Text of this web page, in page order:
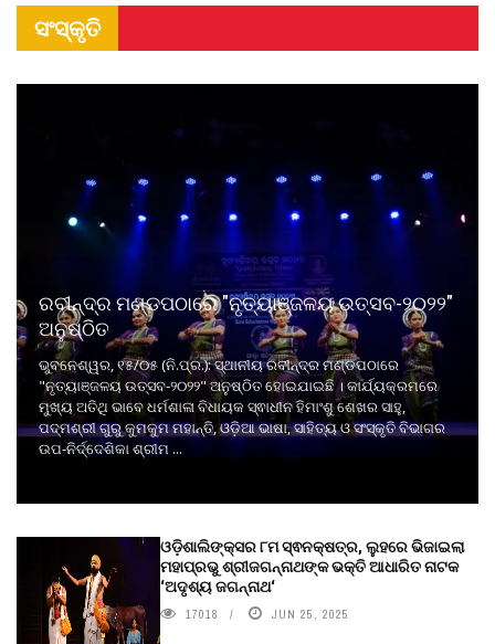
ସଂସ୍କୃତି
ରବୀନ୍ଦ୍ର ମଣ୍ଡପଠାରେ "ନୃତ୍ୟାଞ୍ଜଳୟ ଉତ୍ସବ-୨୦୨୨"
ଅନୁଷ୍ଠିତ
ଭୁବନେଶ୍ୱର, ୧୫/୦୫ (ନି.ପ୍ର.): ସ୍ଥାନୀୟ ରବୀନ୍ଦ୍ର ମଣ୍ଡପଠାରେ
"ନୃତ୍ୟାଞ୍ଜଳୟ ଉତ୍ସବ-୨୦୨୨" ଅନୁଷ୍ଠିତ ହୋଇଯାଇଛି । କାର୍ଯ୍ୟକ୍ରମରେ
ମୁଖ୍ୟ ଅତିଥି ଭାବେ ଧର୍ମଶାଳା ବିଧାୟକ ସ୍ଵାଧୀନ ହିମାଂଶୁ ଶେଖର ସାହୁ,
ପଦ୍ମଶ୍ରୀ ଗୁରୁ କୁମକୁମ ମହାନ୍ତି, ଓଡ଼ିଆ ଭାଷା, ସାହିତ୍ୟ ଓ ସଂସ୍କୃତି ବିଭାଗର
ଉପ-ନିର୍ଦ୍ଦେଶିକା ଶ୍ରୀମ ...
ଓଡ଼ିଶାଲିଙ୍କ୍ସର ୮ମ ସ୍ଵନକ୍ଷତ୍ର, ଲୁହରେ ଭିଜାଇଲା
ମହାପ୍ରଭୁ ଶ୍ରୀଜଗନ୍ନାଥଙ୍କ ଭକ୍ତି ଆଧାରିତ ନାଟକ
‘ଅଦୃଶ୍ୟ ଜଗନ୍ନାଥ‘
17018 JUN 25, 2025